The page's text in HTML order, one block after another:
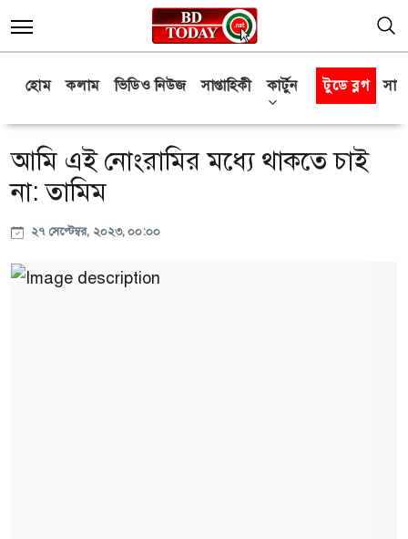
হোম কলাম ভিডিও নিউজ সাপ্তাহিকী কার্টুন টুডে ব্লগ
আমি এই নোংরামির মধ্যে থাকতে চাই
না: তামিম
২৭ সেপ্টেম্বর, ২০২৩, ০০:০০